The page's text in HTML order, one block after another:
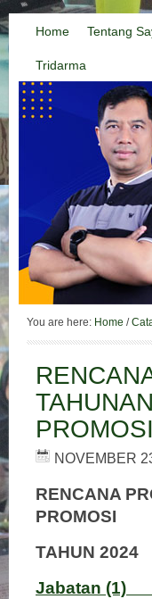
Home Tentang
Tridarma
You are here: Home /
PROMOSI
NOVEMBER
RENCANA
PROMOSI
TAHUN 2024
Jabatan (1)